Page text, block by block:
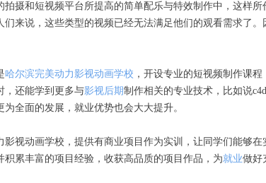
摄和短视频平台所提高的简单配乐与特效制作中，这样
们来说，这些类型的视频已经无法满足他们的观看需求了
哈尔滨完美动力影视动画学校 ，开设专业的短视频制作课
，还能学到更多与影视后期制作相关的专业技术，比如说
全面的发展，就业优势也会大大提升。
影视动画学校，提供有商业项目作为实训，让同学们能够
积累丰富的项目经验，收获高品质的项目作品，为就业做好